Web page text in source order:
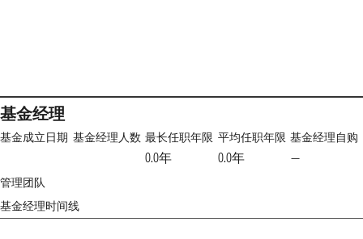
基金经理
基金成立日期 基金经理人数 最长任职年限
0.0年
平均任职年限
0.0年
基金经理自购
—
管理团队
基金经理时间线